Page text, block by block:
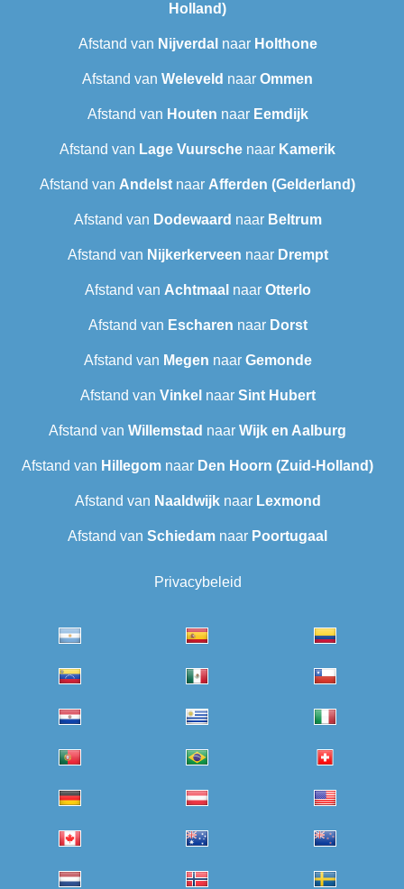
Holland)
Afstand van Nijverdal naar Holthone
Afstand van Weleveld naar Ommen
Afstand van Houten naar Eemdijk
Afstand van Lage Vuursche naar Kamerik
Afstand van Andelst naar Afferden (Gelderland)
Afstand van Dodewaard naar Beltrum
Afstand van Nijkerkerveen naar Drempt
Afstand van Achtmaal naar Otterlo
Afstand van Escharen naar Dorst
Afstand van Megen naar Gemonde
Afstand van Vinkel naar Sint Hubert
Afstand van Willemstad naar Wijk en Aalburg
Afstand van Hillegom naar Den Hoorn (Zuid-Holland)
Afstand van Naaldwijknaar Lexmond
Afstand van Schiedam naar Poortugaal
Privacybeleid